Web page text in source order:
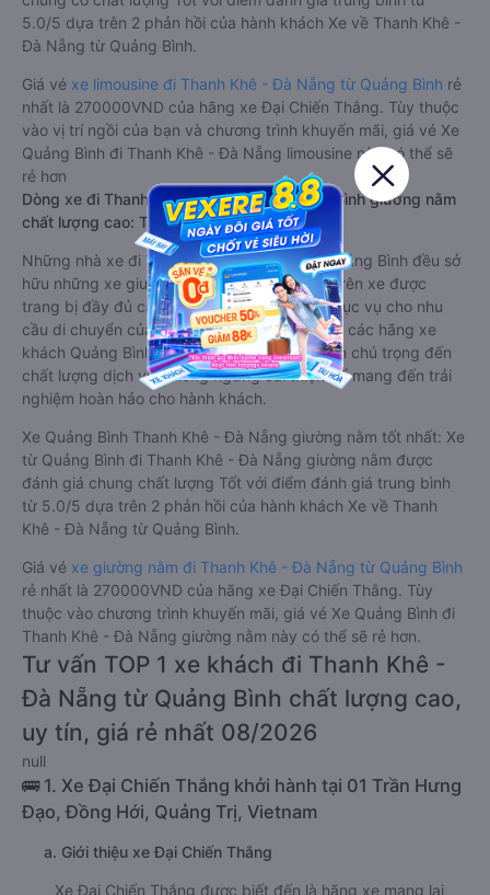
5.0/5 dựa trên 2 phản hồi của hành khách Xe về Thanh Khê -
Đà Nẵng từ Quảng Bình.
Giá vé xe limousine đi Thanh Khê - Đà Nẵng từ Quảng Bình rẻ
nhất là 270000VND của hãng xe Đại Chiến Thắng. Tùy thuộc
vào vị trí ngồi của bạn và chương trình khuyến mãi, giá vé Xe
Quảng Bình đi Thanh Khê - Đà Nẵng limousine này có thể sẽ
rẻ hơn
Dòng xe đi Thanh Khê - Đà Nẵng từ Quảng Bình giường nằm
chất lượng cao: Thoải mái, giá cả tốt nhất
Những nhà xe đi Thanh Khê - Đà Nẵng từ Quảng Bình đều sở
hữu những xe giường nằm chất lượng cao. Trên xe được
trang bị đầy đủ các trang thiết bị hiện đại phục vụ cho nhu
cầu di chuyển của hành khách. Bên cạnh đó, các hãng xe
khách Quảng Bình Thanh Khê - Đà Nẵng luôn chú trọng đến
chất lượng dịch vụ, không ngừng cải thiện để mang đến trải
nghiệm hoàn hảo cho hành khách.
Xe Quảng Bình Thanh Khê - Đà Nẵng giường nằm tốt nhất: Xe
từ Quảng Bình đi Thanh Khê - Đà Nẵng giường nằm được
đánh giá chung chất lượng Tốt với điểm đánh giá trung bình
từ 5.0/5 dựa trên 2 phản hồi của hành khách Xe về Thanh
Khê - Đà Nẵng từ Quảng Bình.
Giá vé xe giường nằm đi Thanh Khê - Đà Nẵng từ Quảng Bình
rẻ nhất là 270000VND của hãng xe Đại Chiến Thắng. Tùy
thuộc vào chương trình khuyến mãi, giá vé Xe Quảng Bình đi
Thanh Khê - Đà Nẵng giường nằm này có thể sẽ rẻ hơn.
Tư vấn TOP 1 xe khách đi Thanh Khê -
Đà Nẵng từ Quảng Bình chất lượng cao,
uy tín, giá rẻ nhất 08/2026
null
🚌 1. Xe Đại Chiến Thắng khởi hành tại 01 Trần Hưng
Đạo, Đồng Hới, Quảng Trị, Vietnam
a. Giới thiệu xe Đại Chiến Thắng
Xe Đại Chiến Thắng được biết đến là hãng xe mang lại